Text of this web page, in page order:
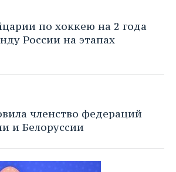
по хоккею на 2 года
России на этапах
членство федераций
и Белоруссии